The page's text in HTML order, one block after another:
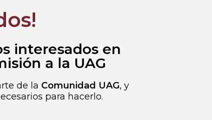
interesados en
a la UAG
de la Comunidad UAG, y
para hacerlo.